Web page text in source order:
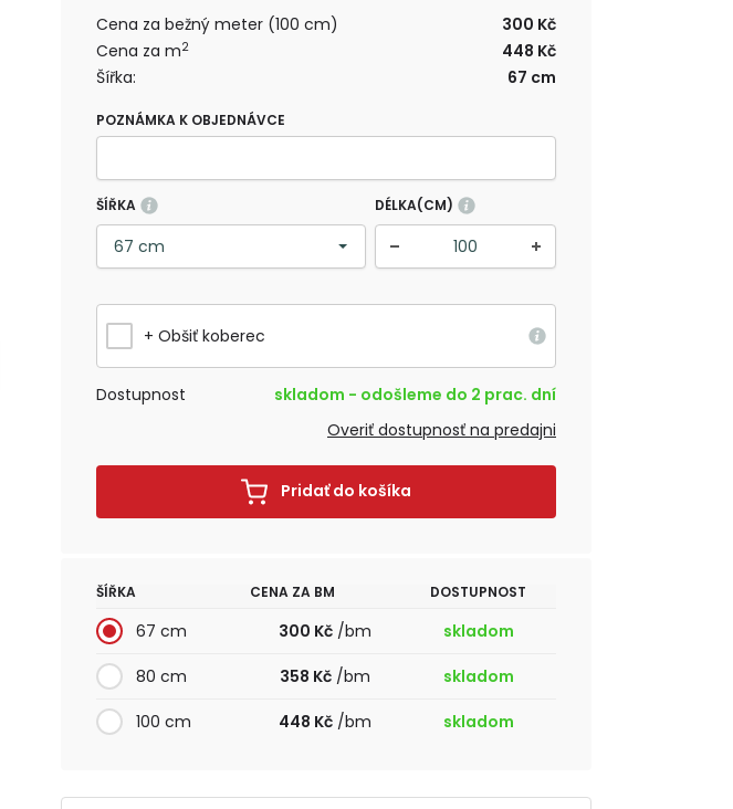
Cena za bežný meter (100 cm)
300 Kč
Cena za m2
448 Kč
Šířka:
67 cm
POZNÁMKA K OBJEDNÁVCE
ŠÍŘKA DÉLKA(CM)
+ Obšiť koberec
Dostupnost
skladom - odošleme do 2 prac. dní
Overiť dostupnosť na predajni
Pridať do košíka
ŠÍŘKA CENA ZA BM DOSTUPNOST
67 cm 300 Kč /bm skladom
80 cm 358 Kč /bm skladom
100 cm 448 Kč /bm skladom